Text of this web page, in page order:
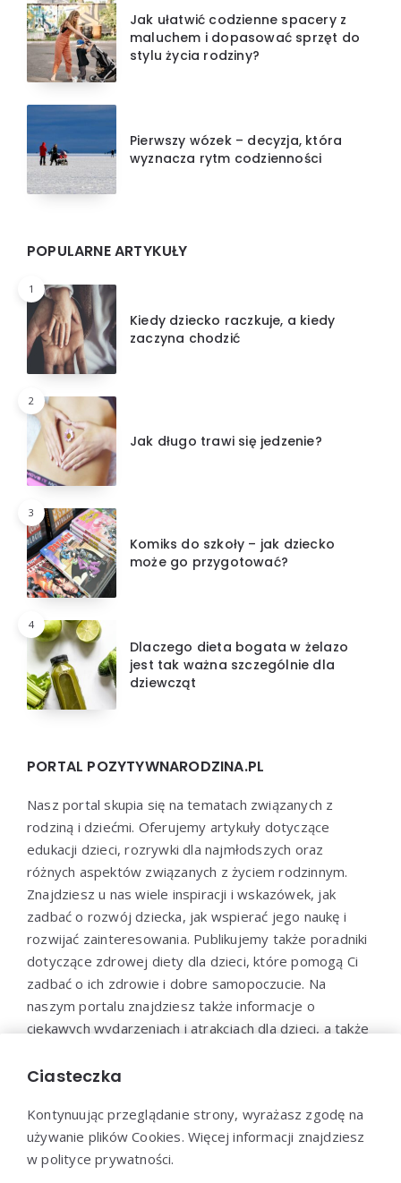
Jak ułatwić codzienne spacery z
maluchem i dopasować sprzęt do
stylu życia rodziny?
Pierwszy wózek – decyzja, która
wyznacza rytm codzienności
POPULARNE ARTYKUŁY
1
Kiedy dziecko raczkuje, a kiedy
zaczyna chodzić
2
Jak długo trawi się jedzenie?
3
Komiks do szkoły – jak dziecko
może go przygotować?
4
Dlaczego dieta bogata w żelazo
jest tak ważna szczególnie dla
dziewcząt
PORTAL POZYTYWNARODZINA.PL
Nasz portal skupia się na tematach związanych z
rodziną i dziećmi. Oferujemy artykuły dotyczące
edukacji dzieci, rozrywki dla najmłodszych oraz
różnych aspektów związanych z życiem rodzinnym.
Znajdziesz u nas wiele inspiracji i wskazówek, jak
zadbać o rozwój dziecka, jak wspierać jego naukę i
rozwijać zainteresowania. Publikujemy także poradniki
dotyczące zdrowej diety dla dzieci, które pomogą Ci
zadbać o ich zdrowie i dobre samopoczucie. Na
naszym portalu znajdziesz także informacje o
ciekawych wydarzeniach i atrakcjach dla dzieci, a także
maluchom spędzić czas w sposób aktywny i
Ciasteczka
Kontynuując przeglądanie strony, wyrażasz zgodę na
używanie plików Cookies. Więcej informacji znajdziesz
w polityce prywatności.